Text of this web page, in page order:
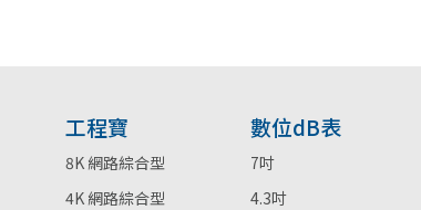
工程寶
8K 網路綜合型
4K 網路綜合型
數位dB表
7吋
4.3吋